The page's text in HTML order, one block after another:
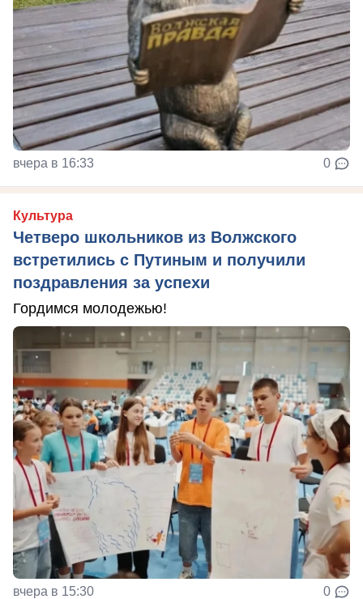
вчера в 16:33 0
Культура
Четверо школьников из Волжского
встретились с Путиным и получили
поздравления за успехи
Гордимся молодежью!
вчера в 15:30 0